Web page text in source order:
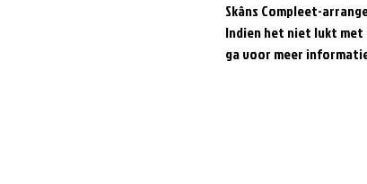
Skâns Compleet-
Indien het niet lukt
ga voor meer